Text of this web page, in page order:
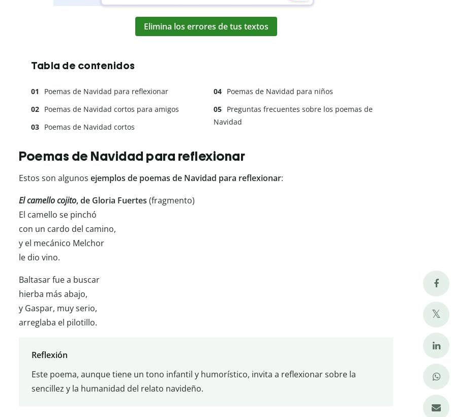
Elimina los errores de tus textos
Tabla de contenidos
Poemas de Navidad para reflexionar
Poemas de Navidad cortos para amigos
Poemas de Navidad cortos
Poemas de Navidad para niños
Preguntas frecuentes sobre los poemas de
Navidad
Poemas de Navidad para reflexionar
Estos son algunos ejemplos de poemas de Navidad para reflexionar:
El camello cojito, de Gloria Fuertes (fragmento)
El camello se pinchó
con un cardo del camino,
y el mecánico Melchor
le dio vino.
Baltasar fue a buscar
hierba más abajo,
y Gaspar, muy serio,
arreglaba el pilotillo.
Reflexión
Este poema, aunque tiene un tono infantil y humorístico, invita a reflexionar sobre la
sencillez y la humanidad del relato navideño.